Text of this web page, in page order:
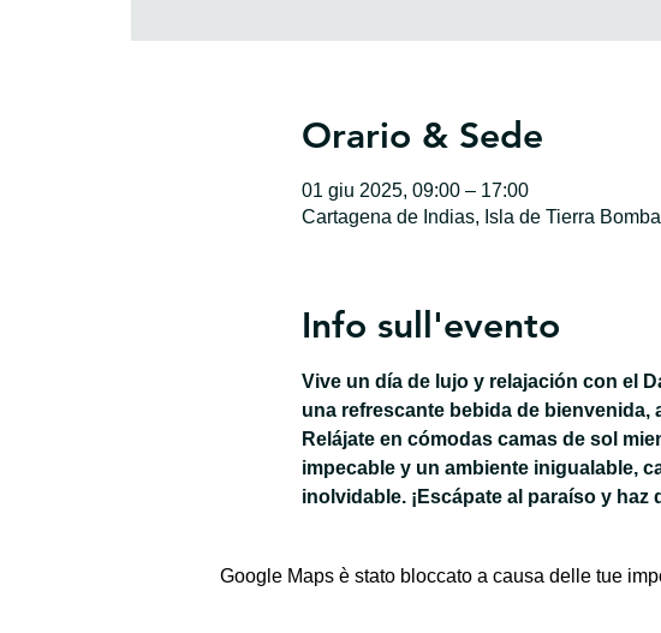
Orario & Sede
01 giu 2025, 09:00 – 17:00
Cartagena de Indias, Isla de Tierra
Info sull'evento
Vive un día de lujo y relajación con el
una refrescante bebida de
Relájate en cómodas camas de sol
impecable y un ambiente inigualable,
inolvidable. ¡Escápate al paraíso y haz
Google Maps è stato bloccato a causa delle tue